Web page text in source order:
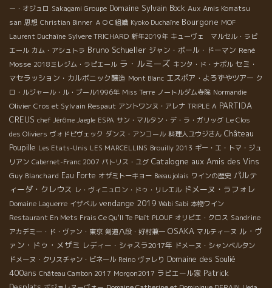
ー・オジュロ Sakagami Groupe Domaine Sylvain Bock Aux Amis Komatsu
san 思想 Christian Binner ＡＯＣ組織 Kyoko Duchaîne Bourgone MOF
Laurent Duchaîne Sylvere TRICHARD 新年2019年 キューヴェ マルセル・ラピ
エール カム・アシュトラ Bruno Schueller ジャン・ポール・ドーマン René
Mosse 2018ミレジム・ラピエール ラ・ルミーズ キンタ・ド・ナポル セミ・
マセラッション・カルボニック醸造 Mont Blanc エスポア・よろずやツアー ク
ロ・ルジャール・ル・ブール1996年 Miss Terre ノートルダム寺院 Normandie
Olivier Cros et Sylvain Respaut アントワンヌ・アレナ TRIPLE A PARTIDA
CREUS chef Jérôme Jaegle ESPA サン・マルタン・デ・ラ・ガリッグ Le Clos
des Oliviers ヴォドピヴェック ダンス・アンコール 料理人ユウジさん Château
Poupille Les Etats-Unis LES MARCELLINS Brouilly 2013 ギー・エ・トマ・ジュ
リアン Cabernet-Franc 2007 パトリス・ユグ Catalogne aux Amis des Vins
Guy Blanchard Eau Forte オザミトーキョー Beeaujolais ワインの歴史 パルテ
ィーダ・クレウス レ・ヴィニュロン・ドゥ・リレエル ドメーヌ・ラフォレ
Domaine Laguerre イザベル vendange 2019 Wabi Sabi 本物ワイン
Restaurant En Mets Frais Ce Qu'Il Te Plaît PLOUF オリビエ・クロス Sandrine
アカデミー・ド・ヴァン・東京 剣道八段・好村兼一 OSAKA マルティーヌ ル・ヴ
ァン・ドゥ・メザミ レディー・シャスラ2017年 ドメーヌ・シャンベルタン
ドメーヌ・クリスチャン・ビネール Reino ヴァレり Domaine des Soulié
400ans Château Cambon 2017 Morgon2017 ラピエール家 Patrick